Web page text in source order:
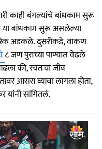
काही बंगल्यांचे बांधकाम सुरू
या बांधकाम सुरू असलेल्या
अडकले. दुसरीकडे, वाकण
८ जण पुराच्या पाण्यात वेढले
की, स्वतःचा जीव
आसरा घ्यावा लागला होता,
यांनी सांगितलं.